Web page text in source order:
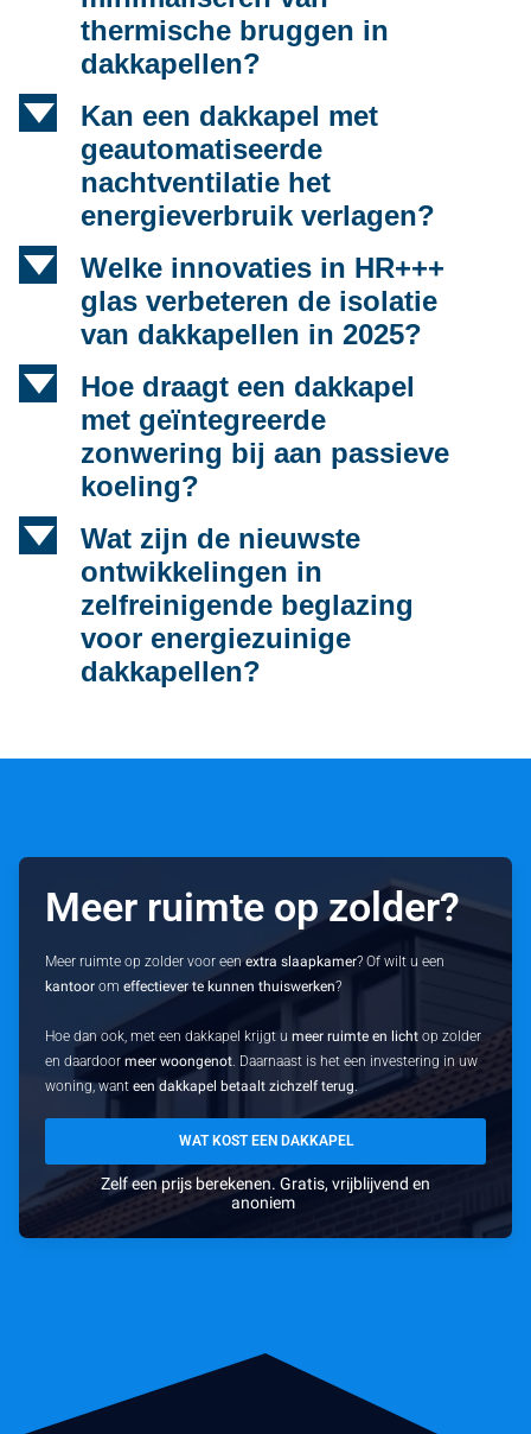
thermische bruggen in
dakkapellen?
d
Kan een dakkapel met
geautomatiseerde
nachtventilatie het
energieverbruik verlagen?
d
Welke innovaties in HR+++
glas verbeteren de isolatie
van dakkapellen in 2025?
d
Hoe draagt een dakkapel
met geïntegreerde
zonwering bij aan passieve
koeling?
d
Wat zijn de nieuwste
ontwikkelingen in
zelfreinigende beglazing
voor energiezuinige
dakkapellen?
Meer ruimte op zolder?
Meer ruimte op zolder voor eenextra slaapkamer? Of wilt u een
kantoor omeffectiever te kunnen thuiswerken?
Hoe dan ook, met een dakkapel krijgt umeer ruimte en licht op zolder
en daardoormeer woongenot. Daarnaast is het een investering in uw
woning, wanteen dakkapel betaalt zichzelf terug.
WAT KOST EEN DAKKAPEL
Zelf een prijs berekenen. Gratis, vrijblijvend en
anoniem